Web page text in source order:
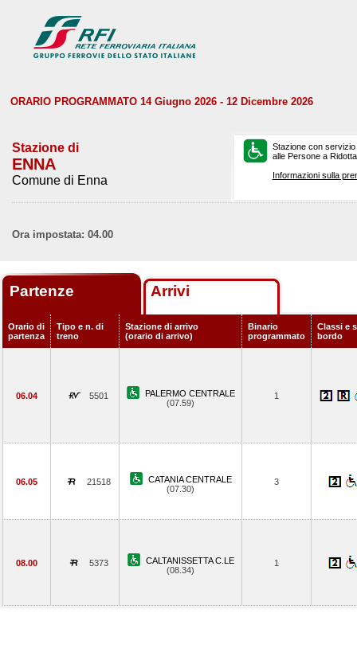
ORARIO PROGRAMMATO 14 Giugno 2026 - 12 Dicembre 2026
Stazione di
ENNA
Comune di Enna
Stazione con
alle Persone a
Informazioni sulla
Ora impostata: 04.00
Partenze Arrivi
Orario di
partenza
Tipo e n. di
treno
Stazione di arrivo
(orario di arrivo)
Binario
programmato
Classi e
bordo
06.04 5501
PALERMO CENTRALE
(07.59)
1
06.05 21518
CATANIA CENTRALE
(07.30)
3
08.00 5373
CALTANISSETTA C.LE
(08.34)
1